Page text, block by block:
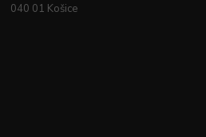
040 01 Košice